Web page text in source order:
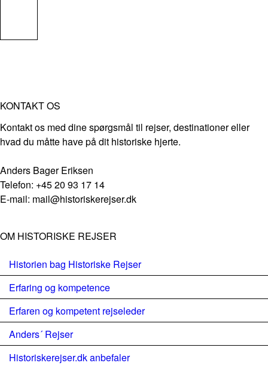
KONTAKT OS
Kontakt os med dine spørgsmål til rejser, destinationer eller
hvad du måtte have på dit historiske hjerte.
Anders Bager Eriksen
Telefon: +45 20 93 17 14
E-mail: mail@historiskerejser.dk
OM HISTORISKE REJSER
Historien bag Historiske Rejser
Erfaring og kompetence
Erfaren og kompetent rejseleder
Anders´ Rejser
Historiskerejser.dk anbefaler